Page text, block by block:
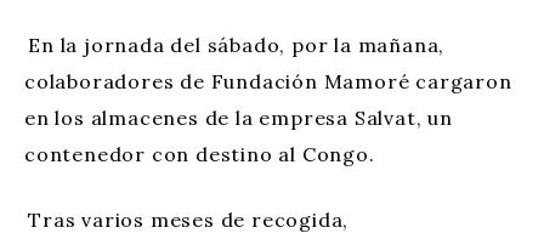
En la jornada del sábado, por la mañana,
colaboradores de Fundación Mamoré cargaron
en los almacenes de la empresa Salvat, un
contenedor con destino al Congo.
Tras varios meses de recogida,